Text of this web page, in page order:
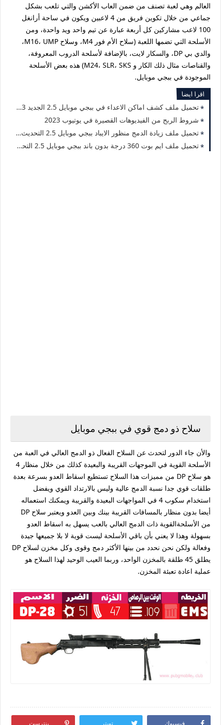
العالم وهي لعبة تصنف من ضمن العاب الأكشن والتي تلعب بشكل
جماعي من خلال تكوين فريق من 4 لاعبين ويكون في ساحة أرانغل
100 لاعب مشاركين كل أربعة عبارة عن تيم واحد ويد واحدة، ومن
الأسلحة التي تضمها اللعبة (سلاح الأم فور M4، وسلاح M16، UMP،
والدي بي DP، والسكار لايت، بالإضافة لأسلحة الدروب المعروفة،
والقناصات مثال ذلك الكار و M24، SLR، SKS) هذه بعض الأسلحة
الموجودة في ببجي موبايل.
اقرا ايضا
تحميل ملف كشف اماكن الاعداء في ببجي موبايل 2.5 الجديد 2023 لجميع الهواتف
شروط الربح من الفيديوهات القصيرة في يوتيوب 2023
تحميل ملف زيادة الدمج منظور الايباد ببجي موبايل 2.5 التحديث الجديد 2023
تحميل ملف ايم بوت 360 درجة بدون باند ببجي موبايل 2.5 التحديث الجديد 2023
سلاح ذو دمج قوي في ببجي موبايل
والأن جاء الدور لتحدث عن السلاح الفعال ذو الدمج العالي في العبة من
الأسلحة القوية في الموجهات القريبة والبعيدة كذلك من خلال منظار 4
هو سلاح DP من مميزات هذا السلاح تستطيع اسقاط العدو بسرعة بعدة
طلقات قوي جدا نسبة الدمج عالية وليس بالارتداد القوي ويفضل
استخدام سكوب 4 في المواجهات البعيدة والقريبة ويمكنك استعماله
أيضا بدون منظار بالمسافات القريبة بينك وبين العدو ويعتبر سلاح DP
من الأسلحةالقوية ذات الدمج العالي بالعب يسهل به اسقاط العدو
بسهولة وهذا لا يعني بأن باقي الأسلحة ليست قوية لا بلا جميعها جيدة
وفعالة ولكن نحن نحدد من بينها الأكثر دمج وقوى وكل مخزن لسلاح DP
يطلق 45 طلقة بالمخزن الواحد، وربما العيب الوحيد لهذا السلاح هو
عملية اعادة تعبئة المخزن.
فيسبوك تويتر بنترست